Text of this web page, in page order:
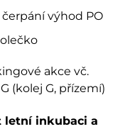
výhod PO
akce vč.
(kolej G, přízemí)
letní inkubaci a